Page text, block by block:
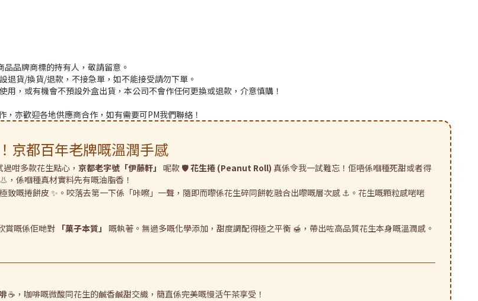
品牌商標的持有人，敬請留意。
退貨/換貨/退款，不接急單，如不能接受請勿下單。
，或有機會不預設外盒出貨，本公司不會作任何更換或退款，介意慎購！
亦歡迎各地供應商合作，如有需要可PM我們聯絡！
京都百年老牌嘅溫潤手感
咁多款花生點心， 京都老字號「伊藤軒」 呢款 🛡️花生捲 (Peanut Roll) 真係令我一試難忘！佢唔係嗰種死甜或者得
，係嗰種真材實料先有嘅油脂香！
致嘅捲餅皮 ✨。咬落去第一下係「咔嚓」一聲，隨即而嚟係花生碎同餅乾融合出嚟嘅層次感 ⚓️。花生嘅顆粒感啱啱
賞嘅係佢哋對 「菓子本質」
嘅執著。無過多嘅化學添加，甜度調配得極之平衡 🍯，帶出咗高品質花生本身嘅溫潤感。
☕️，咖啡嘅微酸同花生的鹹香鹹甜交織，簡直係完美嘅慢活午茶享受！